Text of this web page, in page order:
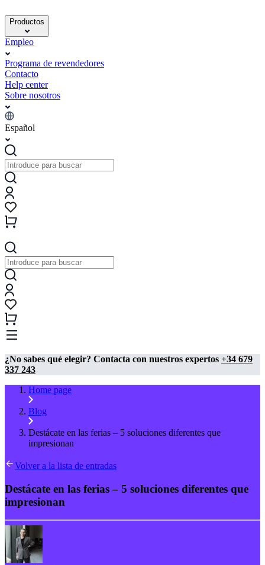
Productos
Empleo
Programa de revendedores
Contacto
Help center
Sobre nosotros
Español
¿No sabes qué elegir? Contacta con nuestros expertos +34 679
337 243
Home page
Blog
Destácate en las ferias – 5 soluciones diferentes que
impresionan
Volver a la lista de entradas
Destácate en las ferias – 5 soluciones diferentes que
impresionan